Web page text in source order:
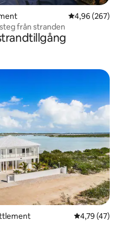
4,96 av 5 i
4,96 (267)
från stranden
4,79 av 5 i
4,79 (47)